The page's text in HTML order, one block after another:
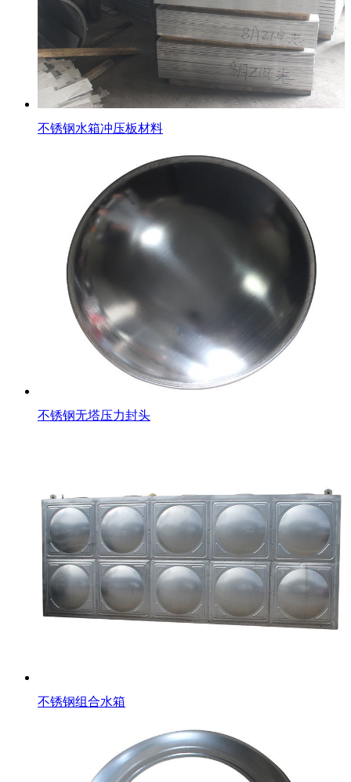
不锈钢水箱冲压板材料
不锈钢无塔压力封头
不锈钢组合水箱